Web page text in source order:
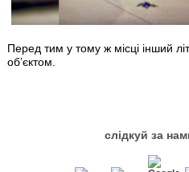
Перед тим у тому ж місці інший
об’єктом.
слідкуй за